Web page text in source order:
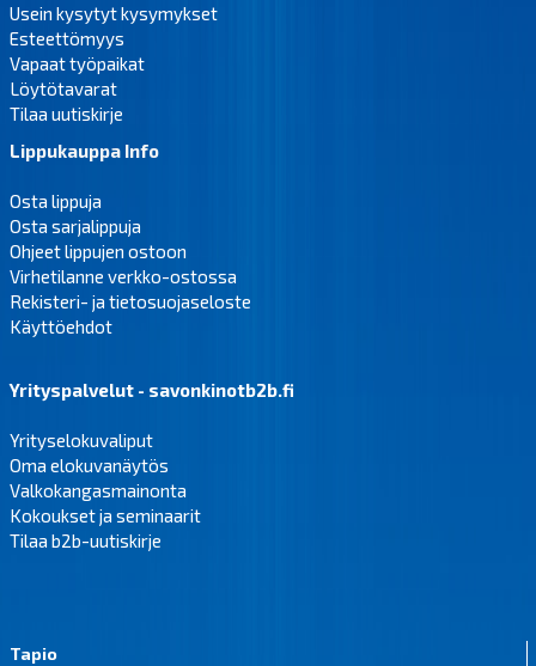
Usein kysytyt kysymykset
Esteettömyys
Vapaat työpaikat
Löytötavarat
Tilaa uutiskirje
Lippukauppa Info
Osta lippuja
Osta sarjalippuja
Ohjeet lippujen ostoon
Virhetilanne verkko-ostossa
Rekisteri- ja tietosuojaseloste
Käyttöehdot
Yrityspalvelut - savonkinotb2b.fi
Yrityselokuvaliput
Oma elokuvanäytös
Valkokangasmainonta
Kokoukset ja seminaarit
Tilaa b2b-uutiskirje
Tapio